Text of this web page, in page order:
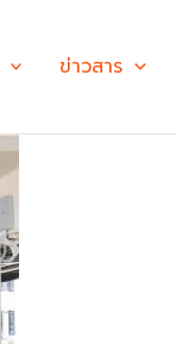
ข่าวสาร